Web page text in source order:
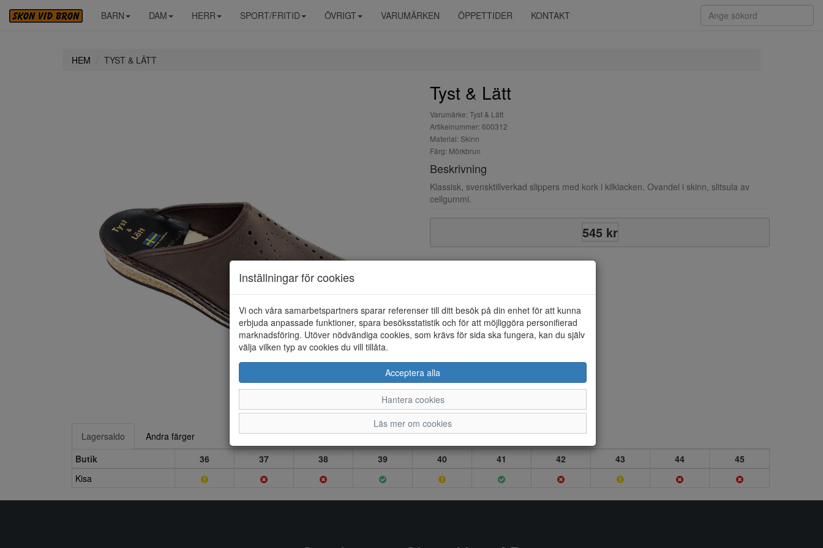
BARN DAM HERR SPORT/FRITID ÖVRIGT VARUMÄRKEN ÖPPETTIDER KONTAKT
HEM TYST & LÄTT
Tyst & Lätt
Varumärke: Tyst & Lätt
Artikelnummer: 600312
Material: Skinn
Färg: Mörkbrun
Beskrivning
Klassisk, svensktillverkad slippers med kork i kilklacken. Ovandel i skinn, slitsula av
cellgummi.
545 kr
Lagersaldo
Andra färger
Butik
36 37 38 39 40 41 42 43 44
45
Kisa
Inställningar för cookies
Vi och våra samarbetspartners sparar referenser till ditt besök på din enhet för att kunna
erbjuda anpassade funktioner, spara besöksstatistik och för att möjliggöra personifierad
marknadsföring. Utöver nödvändiga cookies, som krävs för sida ska fungera, kan du själv
välja vilken typ av cookies du vill tillåta.
Acceptera alla
Hantera cookies
Läs mer om cookies